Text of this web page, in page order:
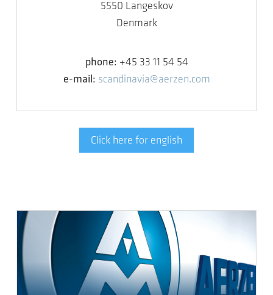
5550 Langeskov
Denmark
phone: +45 33 11 54 54
e-mail: scandinavia@aerzen.com
Click here for english